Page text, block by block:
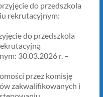
do przedszkola
rekrutacyjnym:
do przedszkola
30.03.2026 r. –
przez komisję
zakwalifikowanych i